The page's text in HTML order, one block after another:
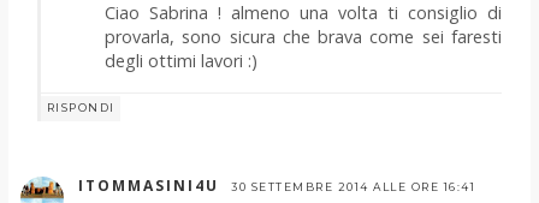
Ciao Sabrina ! almeno una volta ti consiglio di
provarla, sono sicura che brava come sei faresti
degli ottimi lavori :)
RISPONDI
ITOMMASINI4U 30 SETTEMBRE 2014 ALLE ORE 16:41